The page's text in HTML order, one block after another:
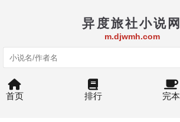
异度旅社小说网
m.djwmh.com
首页 排行 完本